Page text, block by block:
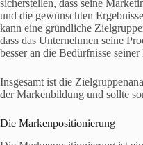
sicherstellen, dass seine
und die gewünschten
kann eine gründliche
dass das Unternehmen seine
besser an die Bedürfnisse
Insgesamt ist die
der Markenbildung und sollte
Die Markenpositionierung